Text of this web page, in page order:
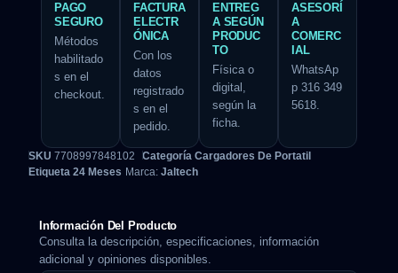
PAGO
SEGURO
Métodos
habilitado
s en el
checkout.
FACTURA
ELECTR
ÓNICA
Con los
datos
registrado
s en el
pedido.
ENTREG
A SEGÚN
PRODUC
TO
Física o
digital,
según la
ficha.
ASESORÍ
A
COMERC
IAL
WhatsAp
p 316 349
5618.
SKU 7708997848102 Categoría Cargadores De Portatil
Etiqueta 24 Meses Marca: Jaltech
Información Del Producto
Consulta la descripción, especificaciones, información
adicional y opiniones disponibles.